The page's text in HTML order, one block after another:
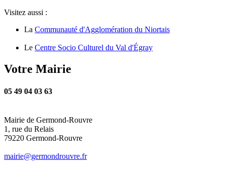
Visitez aussi :
La Communauté d'Agglomération du Niortais
Le Centre Socio Culturel du Val d'Égray
Votre Mairie
05 49 04 03 63
Mairie de Germond-Rouvre
1, rue du Relais
79220 Germond-Rouvre
mairie@germondrouvre.fr